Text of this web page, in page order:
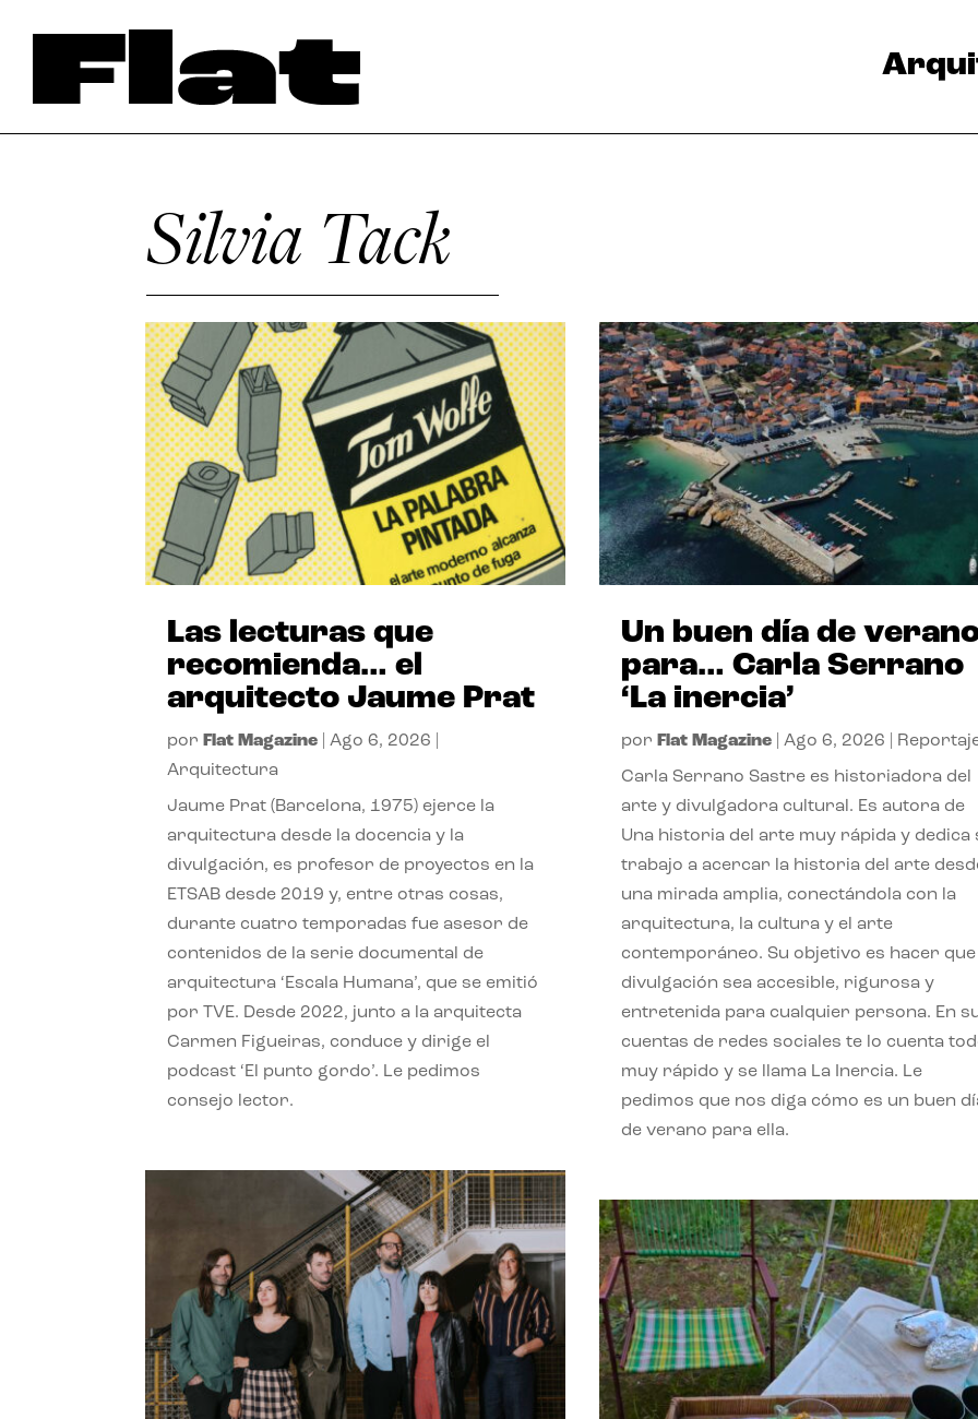
Silvia Tack
Las lecturas que
recomienda… el
arquitecto Jaume Prat
por Flat Magazine |Ago 6, 2026
Arquitectura
Jaume Prat (Barcelona, 1975) ejerce la
arquitectura desde la docencia y la
divulgación, es profesor de proyectos en la
ETSAB desde 2019 y, entre otras cosas,
durante cuatro temporadas fue asesor de
contenidos de la serie documental de
arquitectura ‘Escala Humana’, que se emitió
por TVE. Desde 2022, junto a la arquitecta
Carmen Figueiras, conduce y dirige el
podcast ‘El punto gordo’. Le pedimos
consejo lector.
Un buen día de
para… Carla Serrano
‘La inercia’
por Flat Magazine| Ago 6, 2026
Carla Serrano Sastre es historiadora del
arte y divulgadora cultural. Es autora de
Una historia del arte muy rápida y dedica
trabajo a acercar la historia del arte
una mirada amplia, conectándola con la
arquitectura, la cultura y el arte
contemporáneo. Su objetivo es hacer que
divulgación sea accesible, rigurosa y
entretenida para cualquier persona. En
cuentas de redes sociales te lo cuenta
muy rápido y se llama La Inercia. Le
pedimos que nos diga cómo es un buen
de verano para ella.